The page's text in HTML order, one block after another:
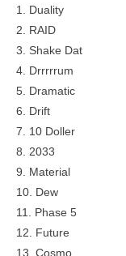
1. Duality
2. RAID
3. Shake Dat
4. Drrrrrum
5. Dramatic
6. Drift
7. 10 Doller
8. 2033
9. Material
10. Dew
11. Phase 5
12. Future
13. Cosmo